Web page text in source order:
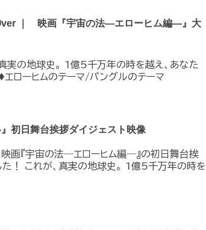
ver ｜ 映画『宇宙の法―エローヒム編―』大
実の地球史。 1億5千万年の時を越え、あなた
ーヒムのテーマ/パングルのテーマ
初日舞台挨拶ダイジェスト映像
『宇宙の法―エローヒム編―』の初日舞台挨
！ これが、真実の地球史。 1億5千万年の時を